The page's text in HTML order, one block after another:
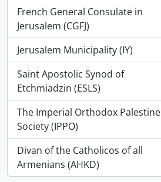
French General Consulate in
Jerusalem (CGFJ)
, 2 αποτελέσματα
Jerusalem Municipality (IY)
, 2 αποτελέσματα
Saint Apostolic Synod of
Etchmiadzin (ESLS)
, 2 αποτελέσματα
The Imperial Orthodox Palestine
Society (IPPO)
, 2 αποτελέσματα
Divan of the Catholicos of all
Armenians (AHKD)
, 2 αποτελέσματα